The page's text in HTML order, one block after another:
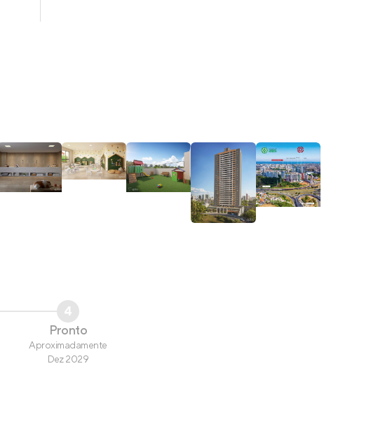
4
Pronto
Aproximadamente
Dez 2029